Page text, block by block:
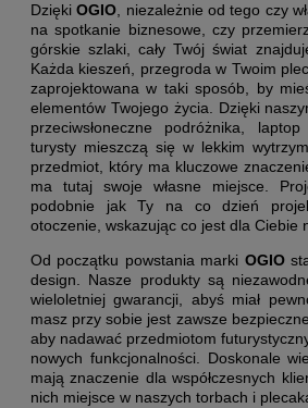
DziękiOGIO, niezależnie od tego czy
na spotkanie biznesowe, czy
górskie szlaki, cały Twój świat
Każda kieszeń, przegroda w Twoim
zaprojektowana w taki sposób, by
elementów Twojego życia. Dzięki
przeciwsłoneczne podróżnika,
turysty mieszczą się w lekkim
przedmiot, który ma kluczowe
ma tutaj swoje własne miejsce.
podobnie jak Ty na co dzień
otoczenie, wskazując co jest dla Ciebie
Od początku powstania marki OGIO
design. Nasze produkty są
wieloletniej gwarancji, abyś miał
masz przy sobie jest zawsze
aby nadawać przedmiotom
nowych funkcjonalności. Doskonale
mają znaczenie dla współczesnych
nich miejsce w naszych torbach i